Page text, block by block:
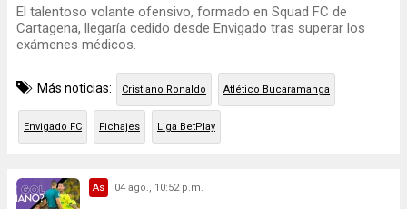
El talentoso volante ofensivo, formado en Squad FC de
Cartagena, llegaría cedido desde Envigado tras superar los
exámenes médicos.
Más noticias: Cristiano Ronaldo Atlético Bucaramanga
Envigado FC Fichajes Liga BetPlay
As 04 ago., 10:52 p.m.